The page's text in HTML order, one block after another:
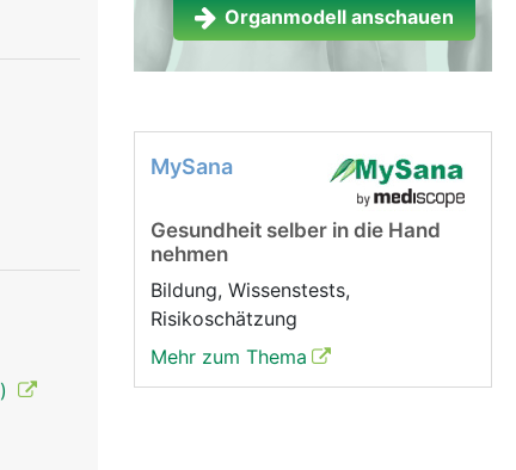
Organmodell anschauen
MySana
Gesundheit selber in die Hand
nehmen
Bildung, Wissenstests,
Risikoschätzung
Mehr zum Thema